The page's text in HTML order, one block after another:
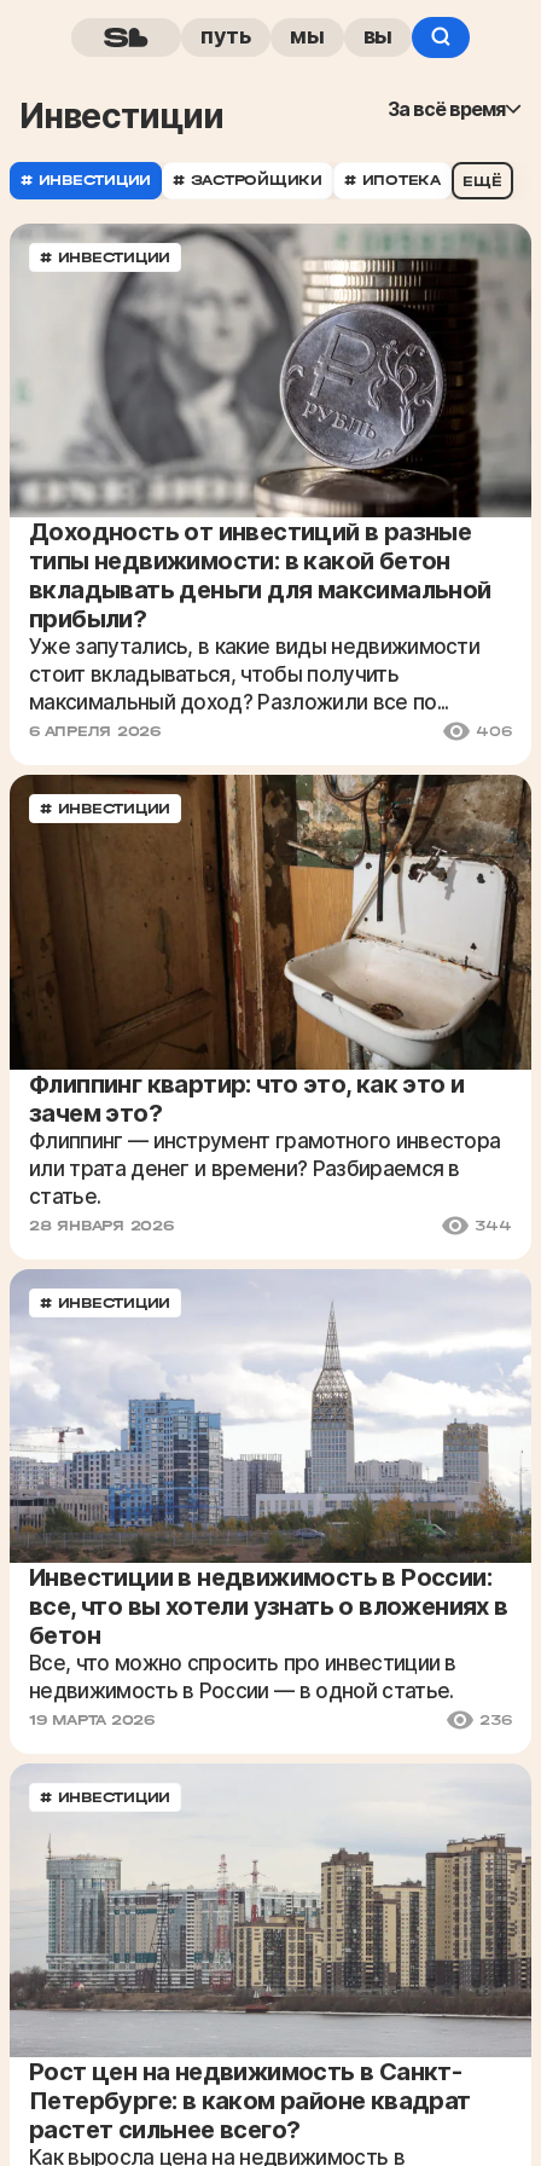
путь мы вы
инвестиции За всё время
# ИНВЕСТИЦИИ # ЗАСТРОЙЩИКИ # ИПОТЕКА ЕЩЁ
# ИНВЕСТИЦИИ
Доходность от инвестиций в разные
типы недвижимости: в какой бетон
вкладывать деньги для максимальной
прибыли?
Уже запутались, в какие виды недвижимости
стоит вкладываться, чтобы получить
максимальный доход? Разложили все по...
6 АПРЕЛЯ 2026 406
# ИНВЕСТИЦИИ
Флиппинг квартир: что это, как это и
зачем это?
Флиппинг — инструмент грамотного инвестора
или трата денег и времени? Разбираемся в
статье.
28 ЯНВАРЯ 2026 344
# ИНВЕСТИЦИИ
Инвестиции в недвижимость в России:
все, что вы хотели узнать о вложениях в
бетон
Все, что можно спросить про инвестиции в
недвижимость в России — в одной статье.
19 МАРТА 2026 236
# ИНВЕСТИЦИИ
Рост цен на недвижимость в Санкт-
Петербурге: в каком районе квадрат
растет сильнее всего?
Как выросла цена на недвижимость в